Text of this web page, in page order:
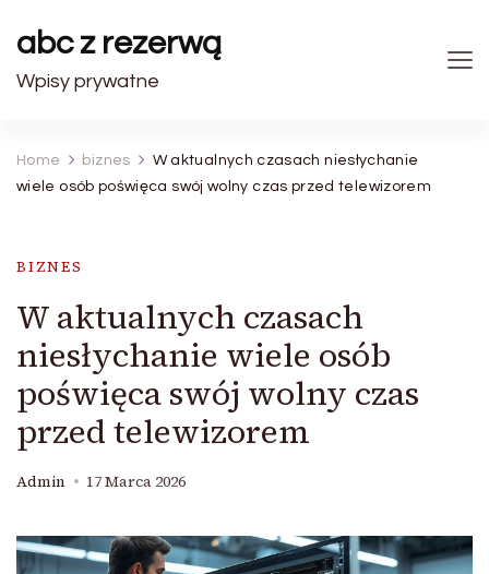
abc z rezerwą
Wpisy prywatne
Home biznes
W aktualnych czasach niesłychanie
wiele osób poświęca swój wolny czas przed telewizorem
BIZNES
W aktualnych czasach
niesłychanie wiele osób
poświęca swój wolny czas
przed telewizorem
Admin 17 Marca 2026